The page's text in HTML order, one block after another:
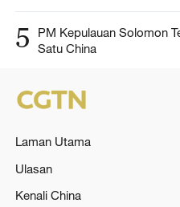
5
PM Kepulauan Solomon
Satu China
Laman Utama
Ulasan
Kenali China